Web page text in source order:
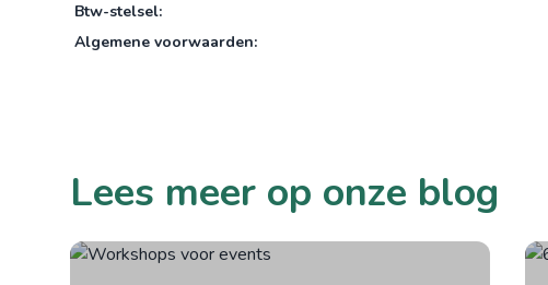
Btw-stelsel:
Algemene voorwaarden:
Lees meer op onze blog